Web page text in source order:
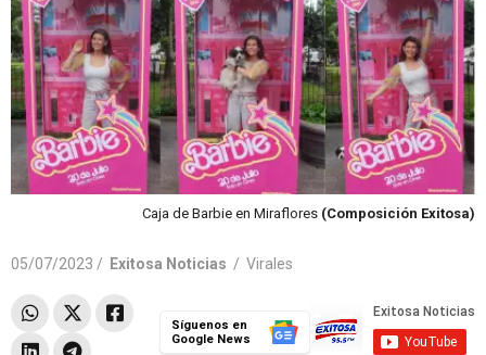
Caja de Barbie en Miraflores (Composición Exitosa)
05/07/2023 / Exitosa Noticias / Virales
Síguenos en
Google News